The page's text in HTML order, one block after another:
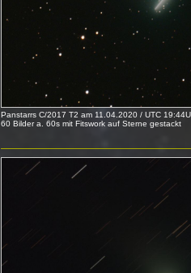
Panstarrs C/2017 T2 am 11.04.2020 / UTC
60 Bilder a. 60s mit Fitswork auf Sterne gestackt